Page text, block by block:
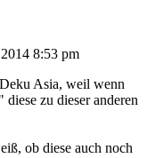
8:53 pm
Asia, weil wenn
zu dieser anderen
ob diese auch noch